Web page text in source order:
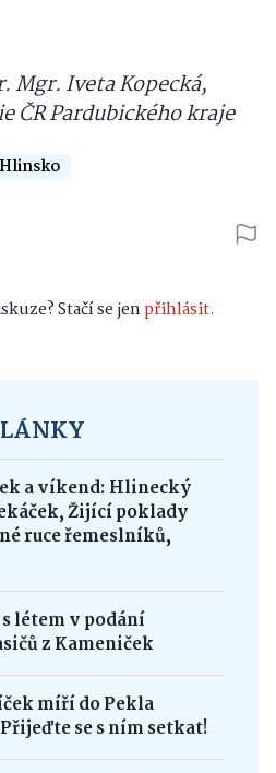
Mgr. Iveta Kopecká,
ČR Pardubického kraje
Hlinsko
Stačí se jenpřihlásit.
a víkend: Hlinecký
Žijící poklady
ruce řemeslníků,
létem v podání
z Kameniček
míří do Pekla
se s ním setkat!